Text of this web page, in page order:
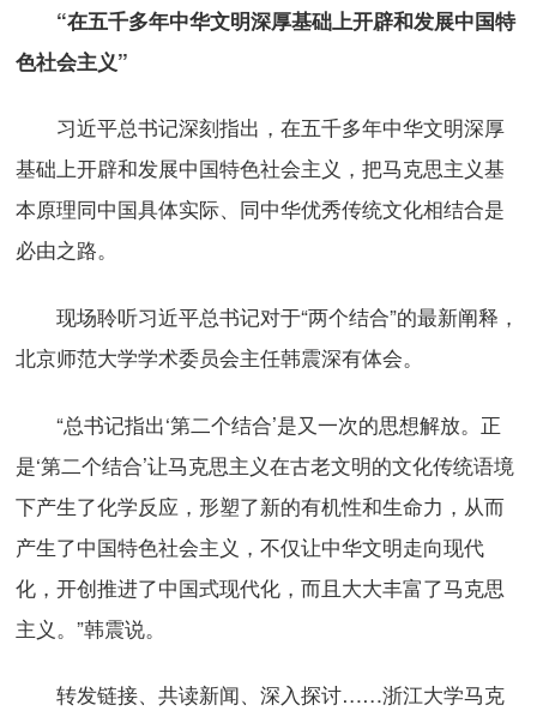
“在五千多年中华文明深厚基础上开辟和发展中国特
色社会主义”
习近平总书记深刻指出，在五千多年中华文明深厚
基础上开辟和发展中国特色社会主义，把马克思主义基
本原理同中国具体实际、同中华优秀传统文化相结合是
必由之路。
现场聆听习近平总书记对于“两个结合”的最新阐释，
北京师范大学学术委员会主任韩震深有体会。
“总书记指出‘第二个结合’是又一次的思想解放。正
是‘第二个结合’让马克思主义在古老文明的文化传统语境
下产生了化学反应，形塑了新的有机性和生命力，从而
产生了中国特色社会主义，不仅让中华文明走向现代
化，开创推进了中国式现代化，而且大大丰富了马克思
主义。”韩震说。
转发链接、共读新闻、深入探讨……浙江大学马克